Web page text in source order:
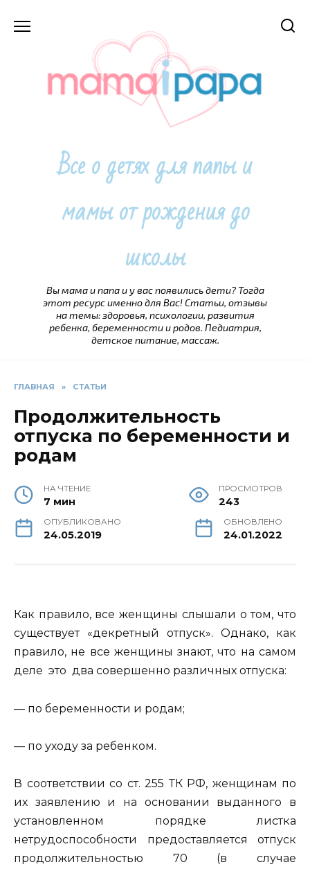
Все о детях для папы и
мамы от рождения до
школы
Вы мама и папа и у вас появились дети? Тогда
этот ресурс именно для Вас! Статьи, отзывы
на темы: здоровья, психологии, развития
ребенка, беременности и родов. Педиатрия,
детское питание, массаж.
ГЛАВНАЯ » СТАТЬИ
Продолжительность
отпуска по беременности и
родам
НА ЧТЕНИЕ
7 мин
ПРОСМОТРОВ
243
ОПУБЛИКОВАНО
24.05.2019
ОБНОВЛЕНО
24.01.2022
Как правило, все женщины слышали о том, что
существует «декретный отпуск». Однако, как
правило, не все женщины знают, что на самом
деле это два совершенно различных отпуска:
— по беременности и родам;
— по уходу за ребенком.
В соответствии со ст. 255 ТК РФ, женщинам по
их заявлению и на основании выданного в
установленном порядке листка
нетрудоспособности предоставляется отпуск
продолжительностью 70 (в случае